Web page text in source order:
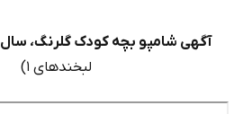
آگهی شامپو بچه کودک گلرنگ، سال ۱۳۹۲
لبخندهای ۱)